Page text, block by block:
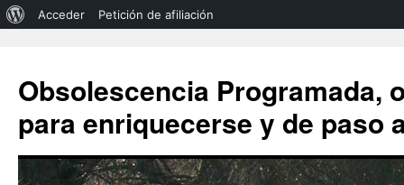
Obsolescencia Programada,
para enriquecerse y de paso
Acceder Petición de afiliación